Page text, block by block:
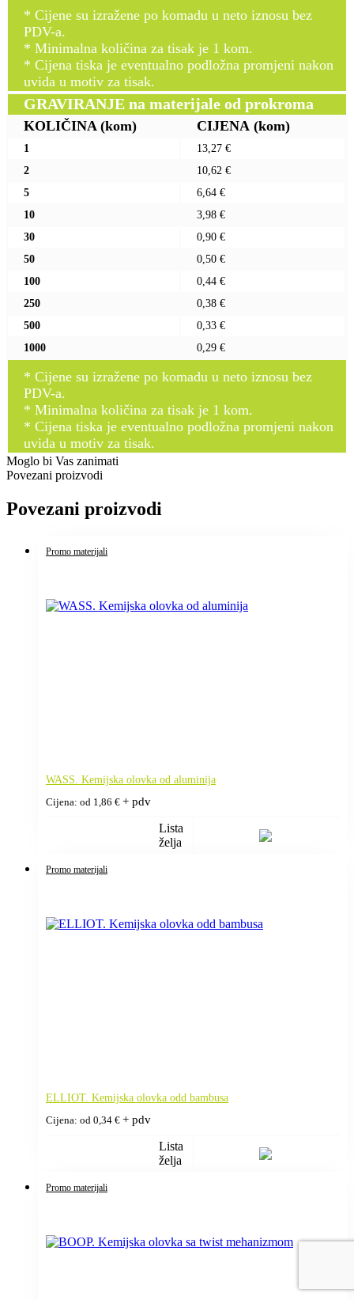
* Cijene su izražene po komadu u neto iznosu bez
PDV-a.
* Minimalna količina za tisak je 1 kom.
* Cijena tiska je eventualno podložna promjeni nakon
uvida u motiv za tisak.
GRAVIRANJE na materijale od prokroma
KOLIČINA (kom) CIJENA (kom)
1
13,27 €
2
10,62 €
5
6,64 €
10
3,98 €
30
0,90 €
50
0,50 €
100
0,44 €
250
0,38 €
500
0,33 €
1000
0,29 €
* Cijene su izražene po komadu u neto iznosu bez
PDV-a.
* Minimalna količina za tisak je 1 kom.
* Cijena tiska je eventualno podložna promjeni nakon
uvida u motiv za tisak.
Moglo bi Vas zanimati
Povezani proizvodi
Povezani proizvodi
Promo materijali
WASS. Kemijska olovka od aluminija
Cijena: od 1,86 € + pdv
Lista
želja
Promo materijali
ELLIOT. Kemijska olovka odd bambusa
Cijena: od 0,34 € + pdv
Lista
želja
Promo materijali